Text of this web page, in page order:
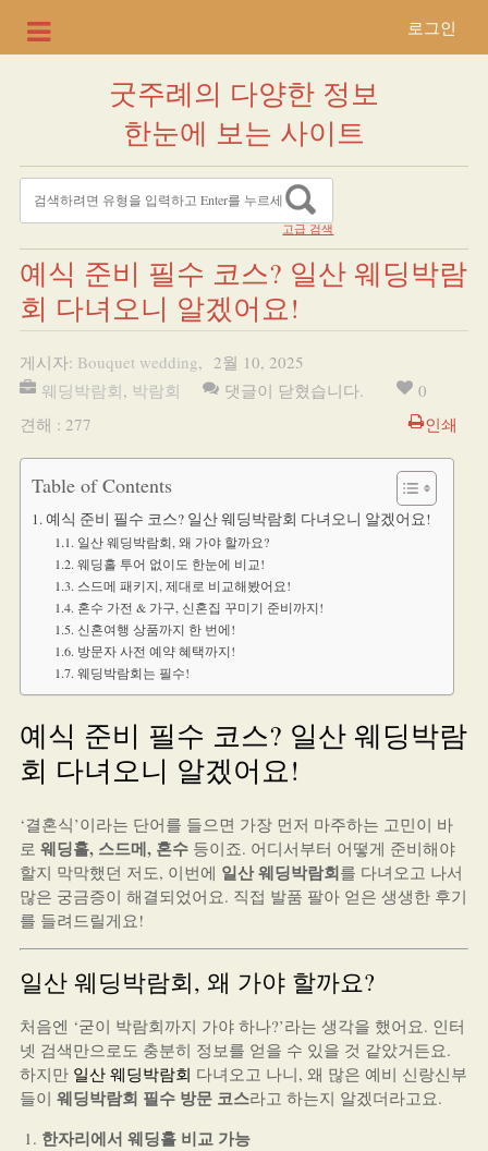
로그인
굿주례의 다양한 정보
한눈에 보는 사이트
고급 검색
예식 준비 필수 코스? 일산 웨딩박람
회 다녀오니 알겠어요!
게시자: Bouquet wedding, 2월 10, 2025
웨딩박람회, 박람회 댓글이 닫혔습니다.
0
견해 : 277
인쇄
Table of Contents
예식 준비 필수 코스? 일산 웨딩박람회 다녀오니 알겠어요!
일산 웨딩박람회, 왜 가야 할까요?
웨딩홀 투어 없이도 한눈에 비교!
스드메 패키지, 제대로 비교해봤어요!
혼수 가전 & 가구, 신혼집 꾸미기 준비까지!
신혼여행 상품까지 한 번에!
방문자 사전 예약 혜택까지!
웨딩박람회는 필수!
예식 준비 필수 코스? 일산 웨딩박람
회 다녀오니 알겠어요!
‘결혼식’이라는 단어를 들으면 가장 먼저 마주하는 고민이 바
로 웨딩홀, 스드메, 혼수등이죠. 어디서부터 어떻게 준비해야
할지 막막했던 저도, 이번에 일산 웨딩박람회를 다녀오고 나서
많은 궁금증이 해결되었어요. 직접 발품 팔아 얻은 생생한 후기
를 들려드릴게요!
일산 웨딩박람회, 왜 가야 할까요?
처음엔 ‘굳이 박람회까지 가야 하나?’라는 생각을 했어요. 인터
넷 검색만으로도 충분히 정보를 얻을 수 있을 것 같았거든요.
하지만 일산 웨딩박람회 다녀오고 나니, 왜 많은 예비 신랑신부
들이 웨딩박람회 필수 방문 코스라고 하는지 알겠더라고요.
한자리에서 웨딩홀 비교 가능